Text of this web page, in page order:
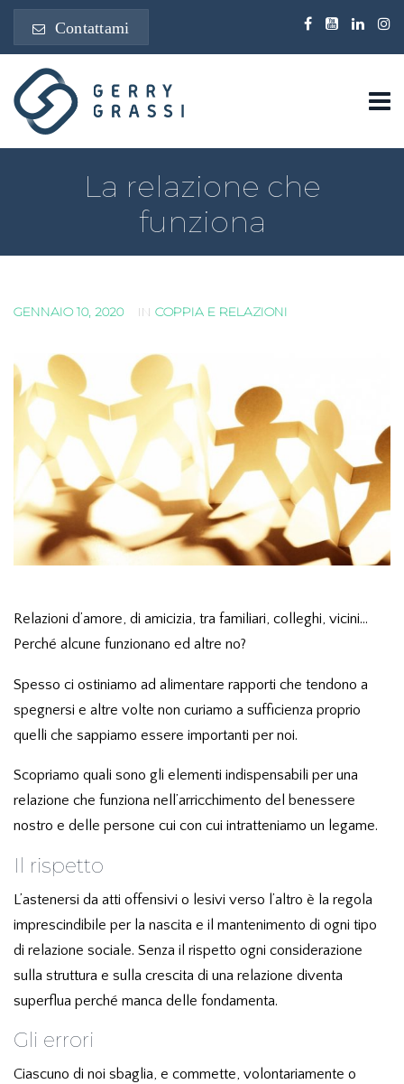
Contattami
La relazione che
funziona
GENNAIO 10, 2020 IN COPPIA E RELAZIONI
Relazioni d’amore, di amicizia, tra familiari, colleghi, vicini…
Perché alcune funzionano ed altre no?
Spesso ci ostiniamo ad alimentare rapporti che tendono a
spegnersi e altre volte non curiamo a sufficienza proprio
quelli che sappiamo essere importanti per noi.
Scopriamo quali sono gli elementi indispensabili per una
relazione che funziona nell’arricchimento del benessere
nostro e delle persone cui con cui intratteniamo un legame.
Il rispetto
L’astenersi da atti offensivi o lesivi verso l’altro è la regola
imprescindibile per la nascita e il mantenimento di ogni tipo
di relazione sociale. Senza il rispetto ogni considerazione
sulla struttura e sulla crescita di una relazione diventa
superflua perché manca delle fondamenta.
Gli errori
Ciascuno di noi sbaglia, e commette, volontariamente o